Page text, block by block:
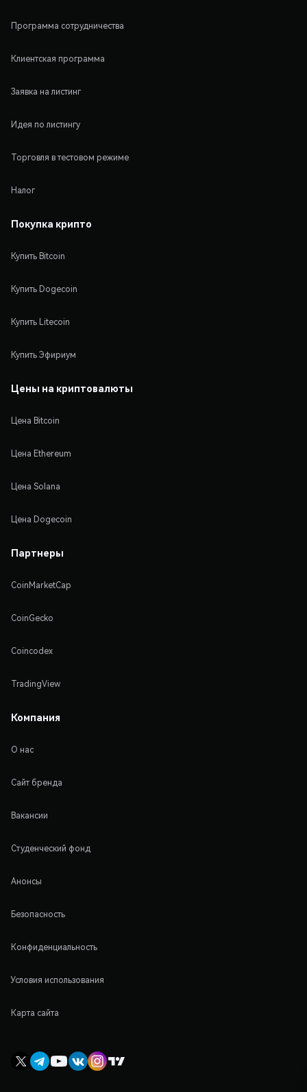
Программа сотрудничества
Клиентская программа
Заявка на листинг
Идея по листингу
Торговля в тестовом режиме
Налог
Покупка крипто
Купить Bitcoin
Купить Dogecoin
Купить Litecoin
Купить Эфириум
Цены на криптовалюты
Цена Bitcoin
Цена Ethereum
Цена Solana
Цена Dogecoin
Партнеры
CoinMarketCap
CoinGecko
Coincodex
TradingView
Компания
О нас
Сайт бренда
Вакансии
Студенческий фонд
Анонсы
Безопасность
Конфиденциальность
Условия использования
Карта сайта